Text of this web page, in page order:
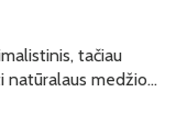
tačiau
natūralaus medžio…